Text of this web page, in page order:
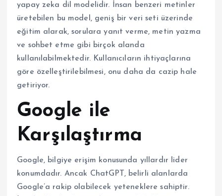
yapay zeka dil modelidir. İnsan benzeri metinler
üretebilen bu model, geniş bir veri seti üzerinde
eğitim alarak, sorulara yanıt verme, metin yazma
ve sohbet etme gibi birçok alanda
kullanılabilmektedir. Kullanıcıların ihtiyaçlarına
göre özelleştirilebilmesi, onu daha da cazip hale
getiriyor.
Google ile
Karşılaştırma
Google, bilgiye erişim konusunda yıllardır lider
konumdadır. Ancak ChatGPT, belirli alanlarda
Google’a rakip olabilecek yeteneklere sahiptir.